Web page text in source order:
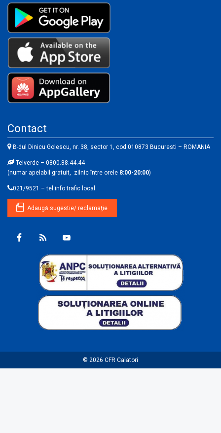
Contact
B-dul Dinicu Golescu, nr. 38, sector 1, cod 010873 Bucuresti – ROMANIA
Telverde – 0800.88.44.44
(numar apelabil gratuit, zilnic între orele 8:00-20:00)
021/9521 – tel info trafic local
Adaugă sugestie/ reclamaţie
© 2026 CFR Calatori